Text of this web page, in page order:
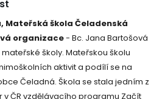
Mateřská škola Čeladenská
organizace- Bc. Jana Bartošová
školy. Mateřskou školu
aktivit a podílí se na
Čeladná. Škola se stala jedním z
v ČR vzdělávacího programu Začít